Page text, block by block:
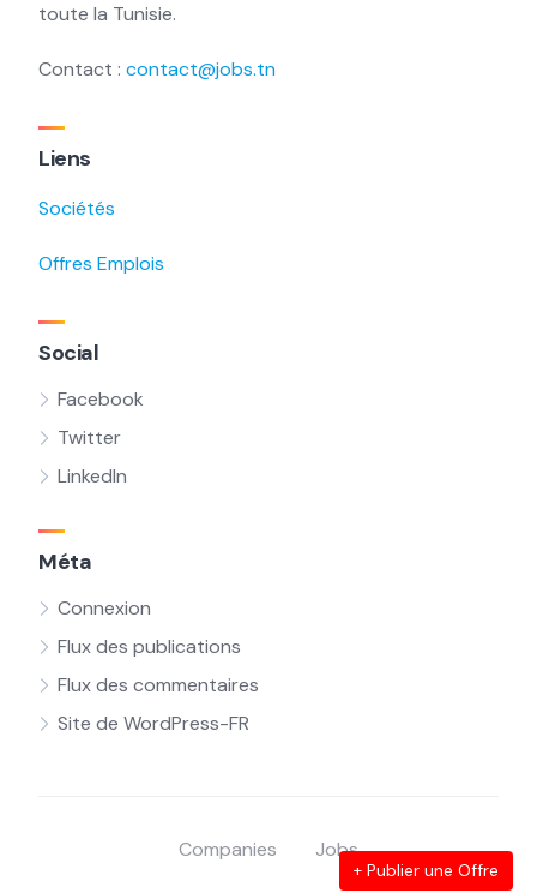
toute la Tunisie.
Contact : contact@jobs.tn
Liens
Sociétés
Offres Emplois
Social
Facebook
Twitter
LinkedIn
Méta
Connexion
Flux des publications
Flux des commentaires
Site de WordPress-FR
Companies Jobs
+ Publier une Offre